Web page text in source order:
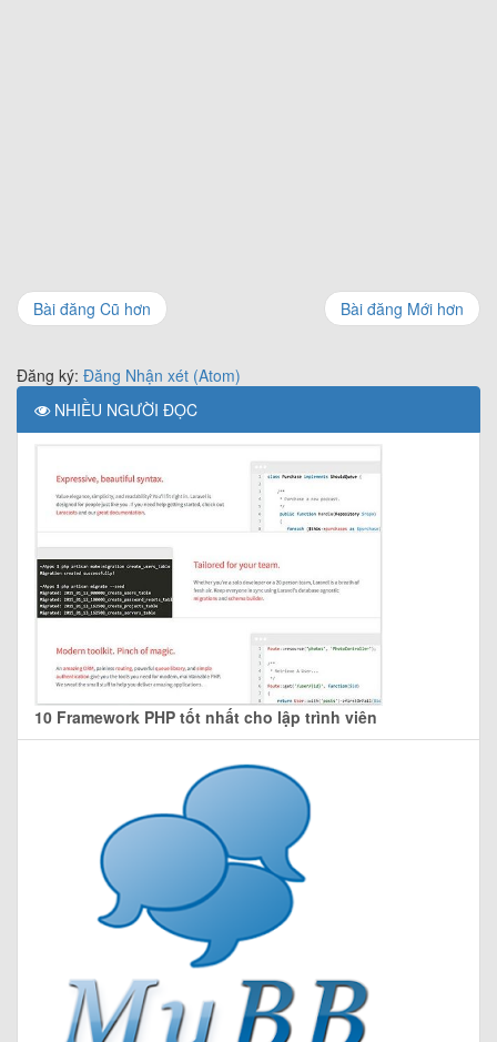
Bài đăng Mới hơn
Bài đăng Cũ hơn
Đăng ký: Đăng Nhận xét (Atom)
NHIỀU NGƯỜI ĐỌC
10 Framework PHP tốt nhất cho lập trình viên